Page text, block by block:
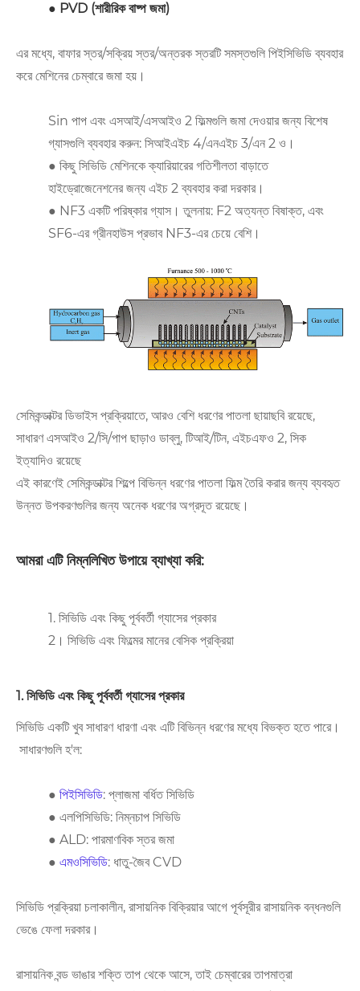
● PVD (শারীরিক বাষ্প জমা)
এর মধ্যে, বাফার স্তর/সক্রিয় স্তর/অন্তরক স্তরটি সমস্তগুলি পিইসিভিডি ব্যবহার
করে মেশিনের চেম্বারে জমা হয়।
Sin পাপ এবং এসআই/এসআইও 2 ফিল্মগুলি জমা দেওয়ার জন্য বিশেষ
গ্যাসগুলি ব্যবহার করুন: সিআইএইচ 4/এনএইচ 3/এন 2 ও।
● কিছু সিভিডি মেশিনকে ক্যারিয়ারের গতিশীলতা বাড়াতে
হাইড্রোজেনেশনের জন্য এইচ 2 ব্যবহার করা দরকার।
● NF3 একটি পরিষ্কার গ্যাস। তুলনায়: F2 অত্যন্ত বিষাক্ত, এবং
SF6-এর গ্রীনহাউস প্রভাব NF3-এর চেয়ে বেশি।
সেমিকন্ডাক্টর ডিভাইস প্রক্রিয়াতে, আরও বেশি ধরণের পাতলা ছায়াছবি রয়েছে,
সাধারণ এসআইও 2/সি/পাপ ছাড়াও ডাব্লু, টিআই/টিন, এইচএফও 2, সিক
ইত্যাদিও রয়েছে
এই কারণেই সেমিকন্ডাক্টর শিল্পে বিভিন্ন ধরণের পাতলা ফিল্ম তৈরি করার জন্য ব্যবহৃত
উন্নত উপকরণগুলির জন্য অনেক ধরণের অগ্রদূত রয়েছে।
আমরা এটি নিম্নলিখিত উপায়ে ব্যাখ্যা করি:
1. সিভিডি এবং কিছু পূর্ববর্তী গ্যাসের প্রকার
2। সিভিডি এবং ফিল্মের মানের বেসিক প্রক্রিয়া
1. সিভিডি এবং কিছু পূর্ববর্তী গ্যাসের প্রকার
সিভিডি একটি খুব সাধারণ ধারণা এবং এটি বিভিন্ন ধরণের মধ্যে বিভক্ত হতে পারে।
সাধারণগুলি হ'ল:
● পিইসিভিডি: প্লাজমা বর্ধিত সিভিডি
● এলপিসিভিডি: নিম্নচাপ সিভিডি
● ALD: পারমাণবিক স্তর জমা
● এমওসিভিডি: ধাতু-জৈব CVD
সিভিডি প্রক্রিয়া চলাকালীন, রাসায়নিক বিক্রিয়ার আগে পূর্বসূরীর রাসায়নিক বন্ধনগুলি
ভেঙে ফেলা দরকার।
রাসায়নিক বন্ড ভাঙার শক্তি তাপ থেকে আসে, তাই চেম্বারের তাপমাত্রা